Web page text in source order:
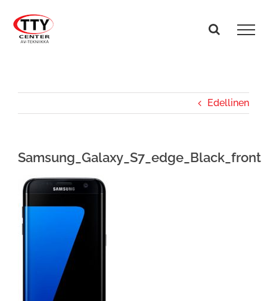
content
Edellinen
Samsung_Galaxy_S7_edge_Black_front